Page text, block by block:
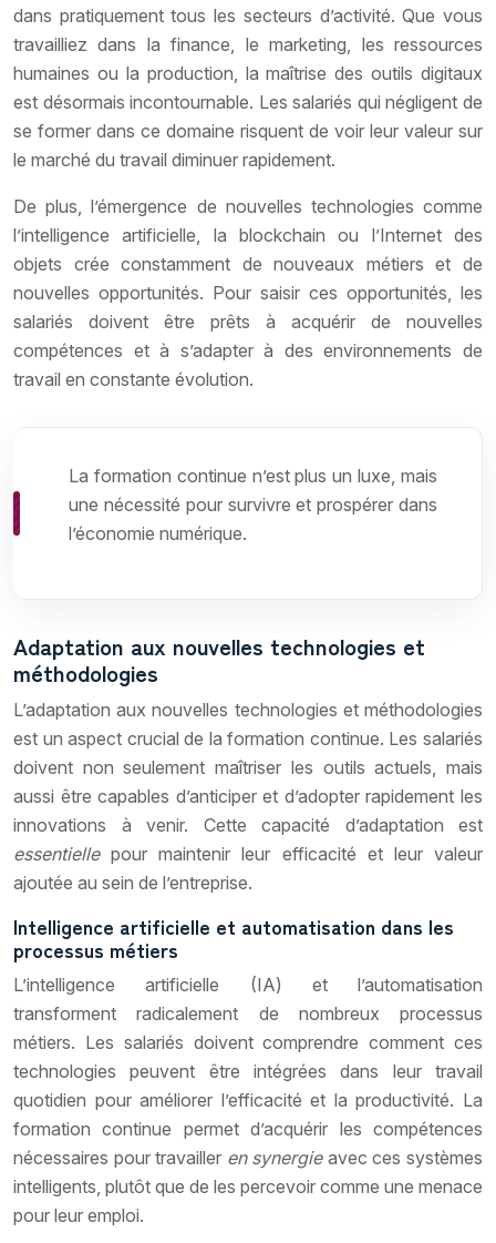
dans pratiquement tous les secteurs d’activité. Que vous
travailliez dans la finance, le marketing, les ressources
humaines ou la production, la maîtrise des outils digitaux
est désormais incontournable. Les salariés qui négligent de
se former dans ce domaine risquent de voir leur valeur sur
le marché du travail diminuer rapidement.
De plus, l’émergence de nouvelles technologies comme
l’intelligence artificielle, la blockchain ou l’Internet des
objets crée constamment de nouveaux métiers et de
nouvelles opportunités. Pour saisir ces opportunités, les
salariés doivent être prêts à acquérir de nouvelles
compétences et à s’adapter à des environnements de
travail en constante évolution.
La formation continue n’est plus un luxe, mais
une nécessité pour survivre et prospérer dans
l’économie numérique.
Adaptation aux nouvelles technologies et
méthodologies
L’adaptation aux nouvelles technologies et méthodologies
est un aspect crucial de la formation continue. Les salariés
doivent non seulement maîtriser les outils actuels, mais
aussi être capables d’anticiper et d’adopter rapidement les
innovations à venir. Cette capacité d’adaptation est
essentiellepour maintenir leur efficacité et leur valeur
ajoutée au sein de l’entreprise.
Intelligence artificielle et automatisation dans les
processus métiers
L’intelligence artificielle (IA) et l’automatisation
transforment radicalement de nombreux processus
métiers. Les salariés doivent comprendre comment ces
technologies peuvent être intégrées dans leur travail
quotidien pour améliorer l’efficacité et la productivité. La
formation continue permet d’acquérir les compétences
nécessaires pour travailler en synergie avec ces systèmes
intelligents, plutôt que de les percevoir comme une menace
pour leur emploi.